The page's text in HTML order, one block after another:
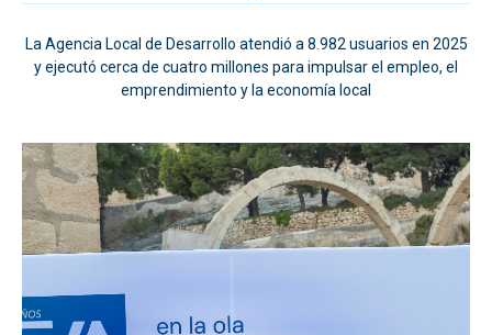
La Agencia Local de Desarrollo atendió a 8.982 usuarios en 2025
y ejecutó cerca de cuatro millones para impulsar el empleo, el
emprendimiento y la economía local